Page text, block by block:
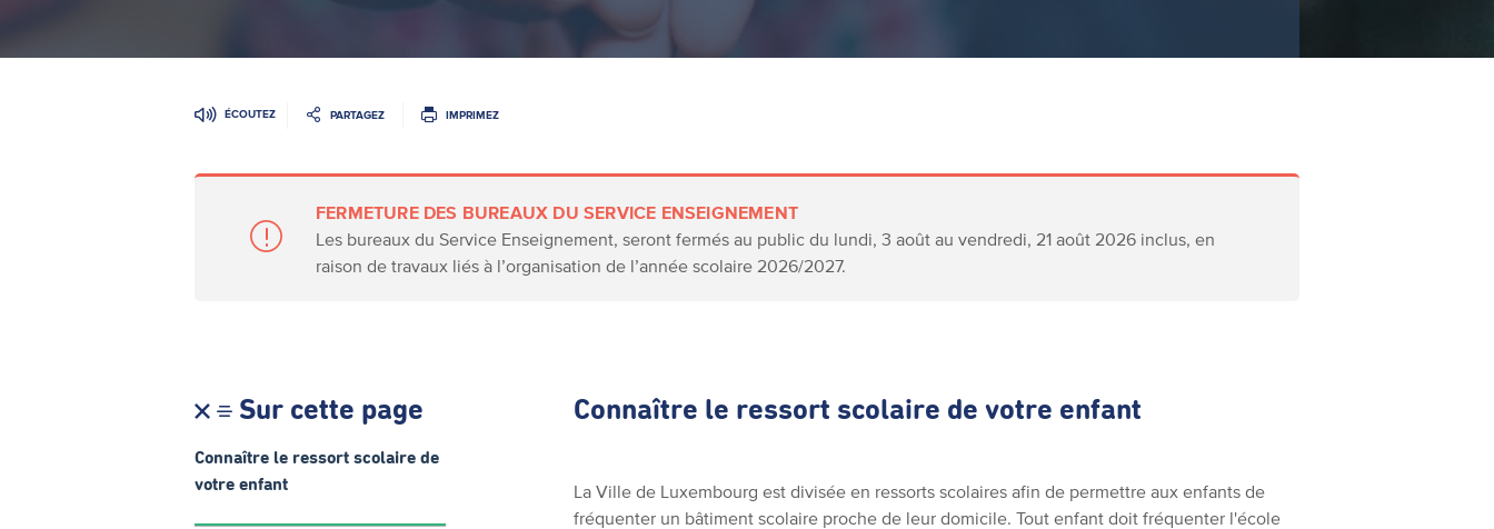
ÉCOUTEZ PARTAGEZ IMPRIMEZ
FERMETURE DES BUREAUX DU SERVICE ENSEIGNEMENT
Les bureaux du Service Enseignement, seront fermés au public du lundi, 3 août au vendredi, 21 août 2026 inclus, en
raison de travaux liés à l’organisation de l’année scolaire 2026/2027.
Sur cette page
Connaître le ressort scolaire de
votre enfant
Connaître le ressort scolaire de votre enfant
La Ville de Luxembourg est divisée en ressorts scolaires afin de permettre aux enfants de
fréquenter un bâtiment scolaire proche de leur domicile. Tout enfant doit fréquenter l'école